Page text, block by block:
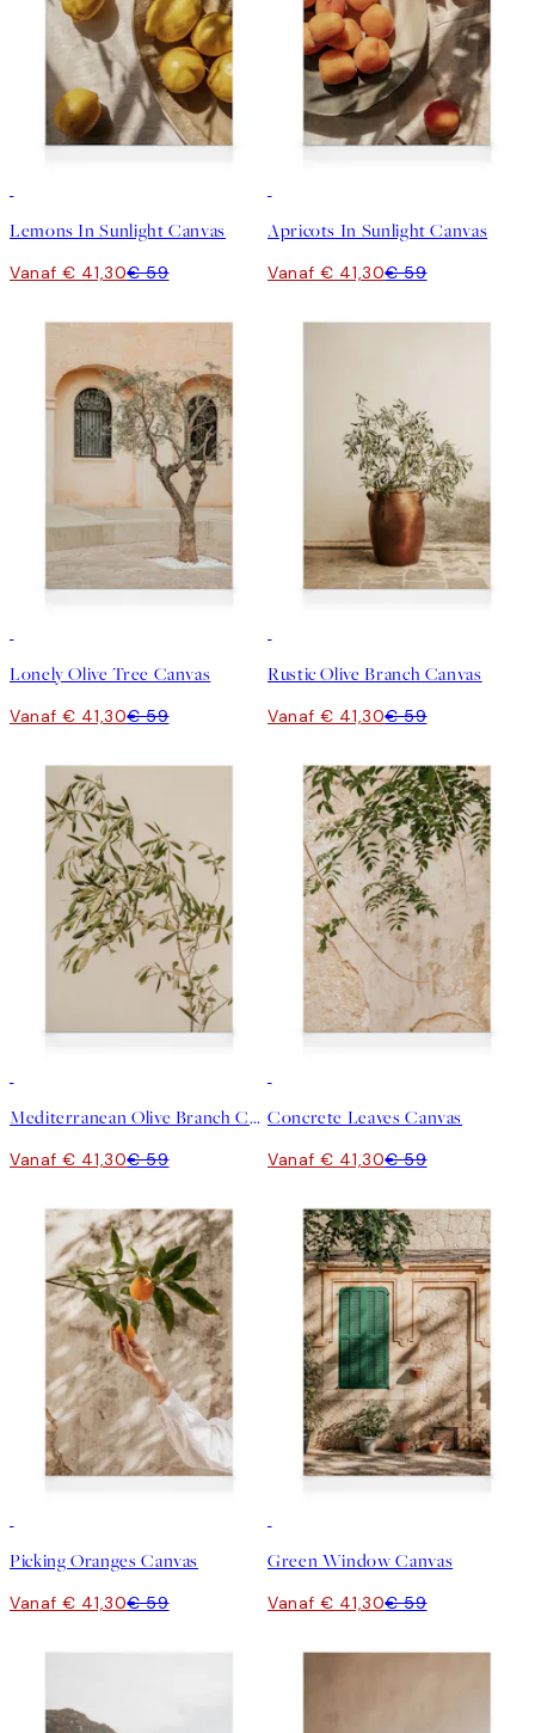
Lemons In Sunlight Canvas
Vanaf € 41,30€ 59
Apricots In Sunlight Canvas
Vanaf € 41,30€ 59
Lonely Olive Tree Canvas
Vanaf € 41,30€ 59
Rustic Olive Branch Canvas
Vanaf € 41,30€ 59
Mediterranean Olive Branch Canvas
Vanaf € 41,30€ 59
Concrete Leaves Canvas
Vanaf € 41,30€ 59
Picking Oranges Canvas
Vanaf € 41,30€ 59
Green Window Canvas
Vanaf € 41,30€ 59